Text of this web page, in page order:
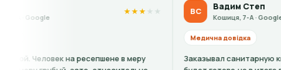
ресепшене в меру
ВС Вадим Степ
Кошиця, 7-А · Google
Заказывал санитарную книжку,сказали: 4